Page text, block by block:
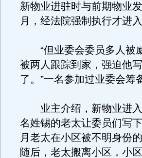
新物业进驻时与前期物业
月，经法院强制执行才进入
“但业委会委员多人被
被两人跟踪到家，强迫他
了。”一名参加过业委会筹
业主介绍，新物业进入
名姓锡的老太让委员们写
月老太在小区被不明身份
随后，老太搬离小区，小